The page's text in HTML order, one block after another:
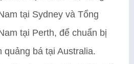
tại Sydney và Tổng
tại Perth, để chuẩn bị
quảng bá tại Australia.